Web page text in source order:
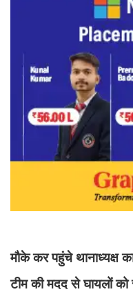
मौके कर पहुंचे थानाध्यक्ष
टीम की मदद से घायलों